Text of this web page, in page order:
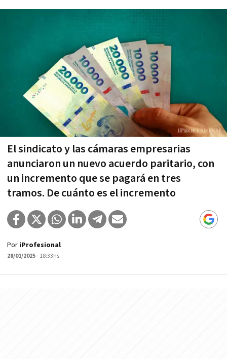
El sindicato y las cámaras empresarias
anunciaron un nuevo acuerdo paritario, con
un incremento que se pagará en tres
tramos. De cuánto es el incremento
Por iProfesional
28/01/2025- 18:33hs